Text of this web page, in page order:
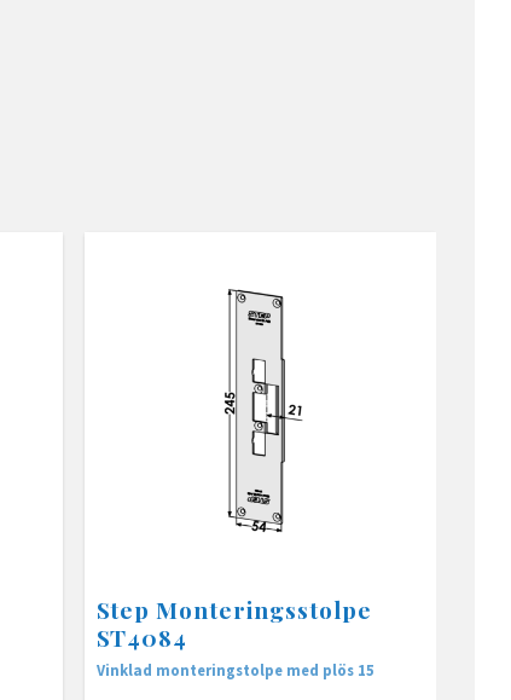
Step Monteringsstolpe
ST4084
Vinklad monteringstolpe med plös 15